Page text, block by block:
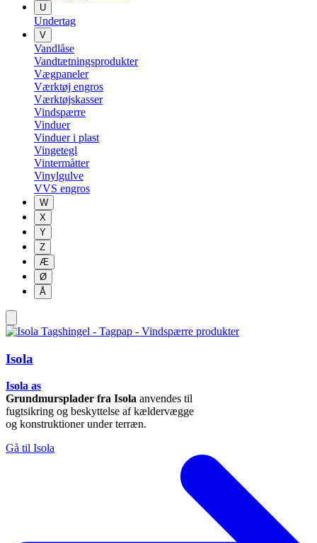
U
Undertag
V
Vandlåse
Vandtætningsprodukter
Vægpaneler
Værktøj engros
Værktøjskasser
Vindspærre
Vinduer
Vinduer i plast
Vingetegl
Vintermåtter
Vinylgulve
VVS engros
W
X
Y
Z
Æ
Ø
Å
Isola
Isola as
Grundmursplader fra Isola anvendes til
fugtsikring og beskyttelse af kældervægge
og konstruktioner under terræn.
Gå til Isola